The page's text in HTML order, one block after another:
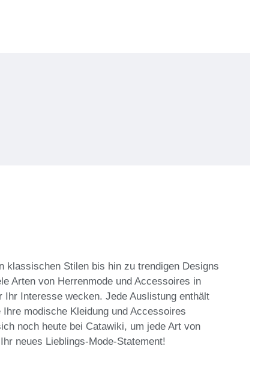
klassischen Stilen bis hin zu trendigen Designs
Arten von Herrenmode und Accessoires in
Interesse wecken. Jede Auslistung enthält
modische Kleidung und Accessoires
noch heute bei Catawiki, um jede Art von
neues Lieblings-Mode-Statement!